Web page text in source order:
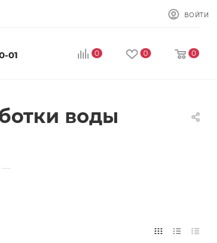
ВОЙТИ
01 0 0 0
воды
—